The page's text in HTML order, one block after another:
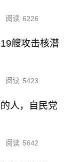
阅读 6226
艘攻击核潜
阅读 5423
人，自民党
阅读 5642